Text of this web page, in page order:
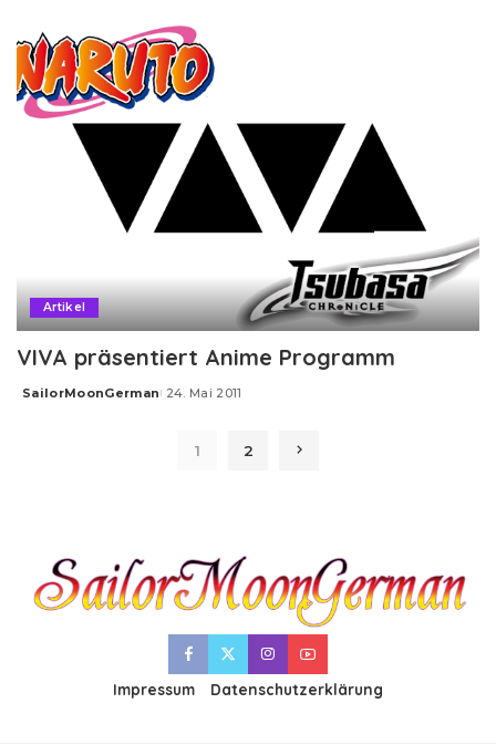
Artikel
VIVA präsentiert Anime Programm
Posted
SailorMoonGerman 24. Mai 2011
1 2
Impressum Datenschutzerklärung